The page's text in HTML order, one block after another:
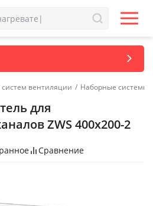
вентиляции / Наборные системы
для
ZWS 400x200-2
Сравнение